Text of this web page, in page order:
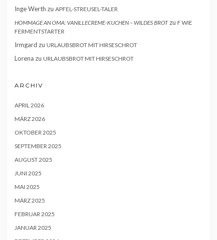
Inge Werth zu APFEL-STREUSEL-TALER
HOMMAGE AN OMA: VANILLECREME-KUCHEN – WILDES BROT zu F WIE
FERMENTSTARTER
Irmgard zu URLAUBSBROT MIT HIRSESCHROT
Lorena zu URLAUBSBROT MIT HIRSESCHROT
ARCHIV
APRIL 2026
MÄRZ 2026
OKTOBER 2025
SEPTEMBER 2025
AUGUST 2025
JUNI 2025
MAI 2025
MÄRZ 2025
FEBRUAR 2025
JANUAR 2025